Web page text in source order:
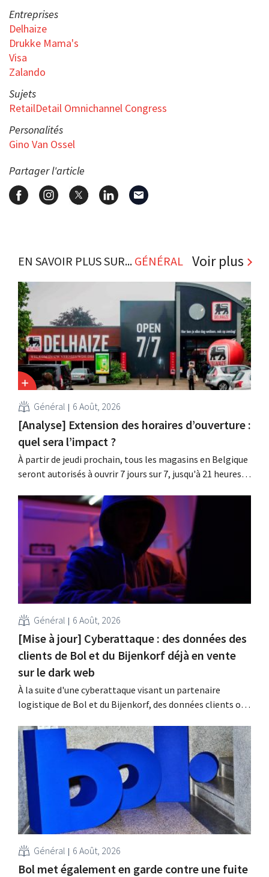
Entreprises
Delhaize
Drukke Mama's
Visa
Zalando
Sujets
RetailDetail Omnichannel Congress
Personalités
Gino Van Ossel
Partager l'article
EN SAVOIR PLUS SUR... GÉNÉRAL Voir plus
Général 6 Août, 2026
[Analyse] Extension des horaires d’ouverture :
quel sera l’impact ?
À partir de jeudi prochain, tous les magasins en Belgique
seront autorisés à ouvrir 7 jours sur 7, jusqu'à 21 heures.
faut. De plus, la législation du travail constitue un
obstacle. Les conditions sont-elles équitables pour tous
Général 6 Août, 2026
[Mise à jour] Cyberattaque : des données des
clients de Bol et du Bijenkorf déjà en vente
sur le dark web
À la suite d'une cyberattaque visant un partenaire
logistique de Bol et du Bijenkorf, des données clients ont
vente sur le dark web. Les enseignes appellent leurs
clients à la vigilance face au hameçonnage.
Général 6 Août, 2026
Bol met également en garde contre une fuite